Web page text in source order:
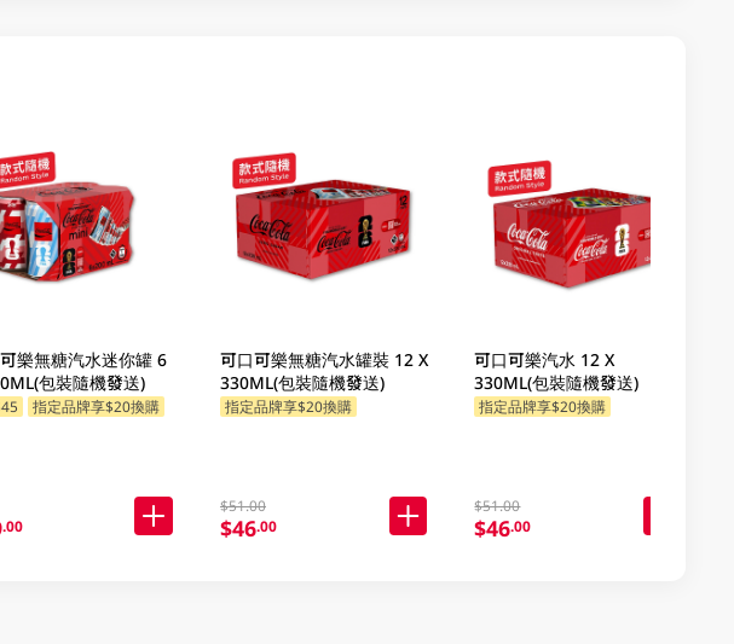
樂無糖汽水迷你罐 6
包裝隨機發送)
指定品牌享$20換購
.00
可口可樂無糖汽水罐裝 12 X
330ML(包裝隨機發送)
指定品牌享$20換購
$51.00
$46.00
可口可樂汽水 12 X
330ML(包裝隨機發送)
指定品牌享$20換購
$51.00
$46.00